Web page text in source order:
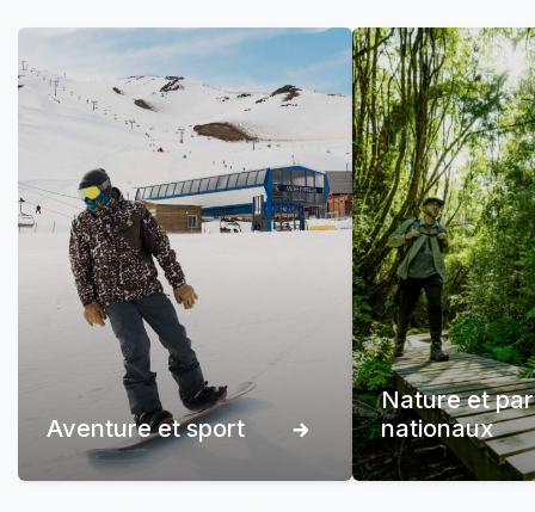
Aventure et sport
Nature et
nationaux